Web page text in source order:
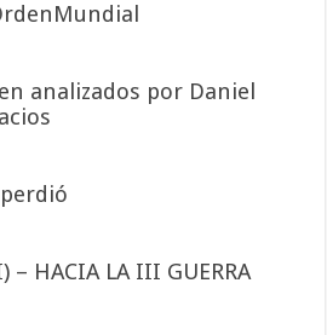
analizados por Daniel
– HACIA LA III GUERRA